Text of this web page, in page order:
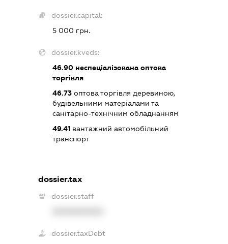
dossier.capital:
5 000 грн.
dossier.kveds:
46.90 неспеціалізована оптова
торгівля
46.73 оптова торгівля деревиною,
будівельними матеріалами та
санітарно-технічним обладнанням
49.41 вантажний автомобільний
транспорт
dossier.tax
dossier.staff
dossier.taxDebt